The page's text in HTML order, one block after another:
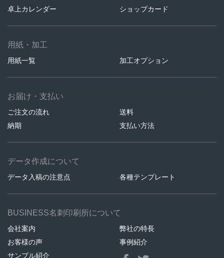
卓上カレンダー
ショップカード
用紙・加工
用紙一覧 加工オプション
お届け・支払い
ご注文の流れ
送料
納期
支払い方法
データ作成について
データ入稿の注意点 各種テンプレート
BUSINESS名刺印刷所について
会社案内
弊社の特長
お客様の声
事例紹介
サンプル紹介